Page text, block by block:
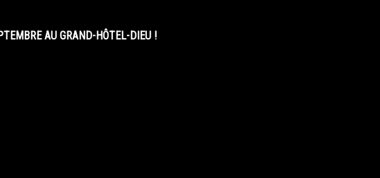
AU GRAND-HÔTEL-DIEU !